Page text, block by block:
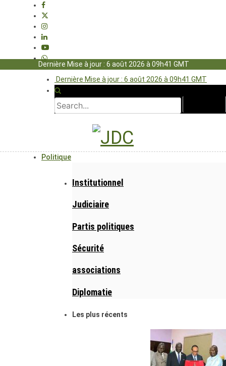
Dernière Mise à jour : 6 août 2026 à 09h41 GMT
Dernière Mise à jour : 6 août 2026 à 09h41 GMT
Politique
Institutionnel
Judiciaire
Partis politiques
Sécurité
associations
Diplomatie
Les plus récents